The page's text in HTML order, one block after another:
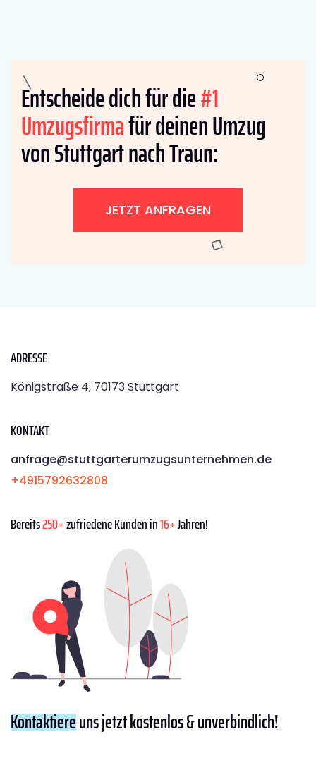
Entscheide dich für die#1
Umzugsfirmafür deinen Umzug
von Stuttgart nach Traun:
JETZT ANFRAGEN
ADRESSE
Königstraße 4, 70173 Stuttgart
KONTAKT
anfrage@stuttgarterumzugsunternehmen.de
+4915792632808
Bereits250+zufriedene Kunden in16+Jahren!
Kontaktiereuns jetzt kostenlos & unverbindlich!